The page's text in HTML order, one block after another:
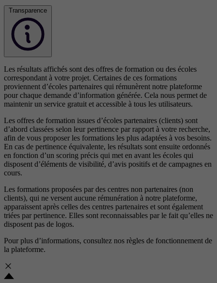
Transparence
Les résultats affichés sont des offres de formation ou des écoles
correspondant à votre projet. Certaines de ces formations
proviennent d’écoles partenaires qui rémunèrent notre plateforme
pour chaque demande d’information générée. Cela nous permet de
maintenir un service gratuit et accessible à tous les utilisateurs.
Les offres de formation issues d’écoles partenaires (clients) sont
d’abord classées selon leur pertinence par rapport à votre recherche,
afin de vous proposer les formations les plus adaptées à vos besoins.
En cas de pertinence équivalente, les résultats sont ensuite ordonnés
en fonction d’un scoring précis qui met en avant les écoles qui
disposent d’éléments de visibilité, d’avis positifs et de campagnes en
cours.
Les formations proposées par des centres non partenaires (non
clients), qui ne versent aucune rémunération à notre plateforme,
apparaissent après celles des centres partenaires et sont également
triées par pertinence. Elles sont reconnaissables par le fait qu’elles ne
disposent pas de logos.
Pour plus d’informations, consultez nos règles de fonctionnement de
la plateforme.